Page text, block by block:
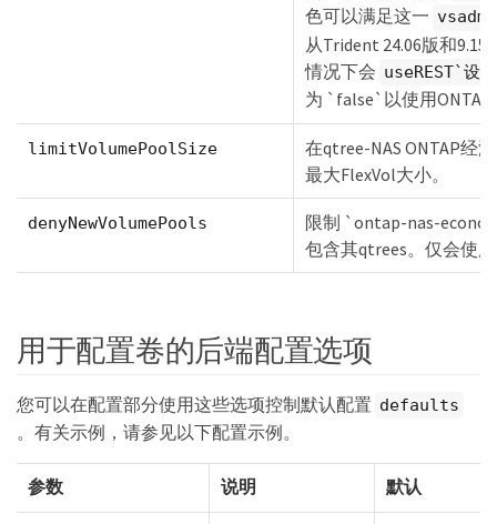
色可以满足这一
从Trident 24.06版和
情况下会 useREST`设
为 `false`以使用
limitVolumePoolSize
在qtree-NAS ONTAP经
最大FlexVol大小。
denyNewVolumePools
限制 `ontap-nas-
包含其qtrees。仅会使
用于配置卷的后端配置选项
您可以在配置部分使用这些选项控制默认配置 defaults
。有关示例，请参见以下配置示例。
参数 说明 默认